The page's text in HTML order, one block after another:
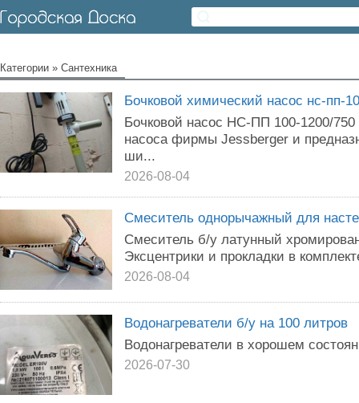
Категории » Сантехника
Бочковой химический насос нс-пп-
Бочковой насос НС-ПП 100-1200/750
насоса фирмы Jessberger и
ши...
2026-08-04
Смеситель однорычажный для
Смеситель б/у латунный
Эксцентрики и прокладки в
2026-08-04
Водонагреватели б/у на 100 литров
Водонагреватели в хорошем
2026-07-30